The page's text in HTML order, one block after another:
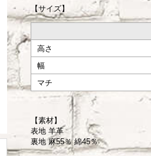
【サイズ】
高さ
幅
マチ
【素材】
表地 羊革
裏地 麻55％ 綿45％